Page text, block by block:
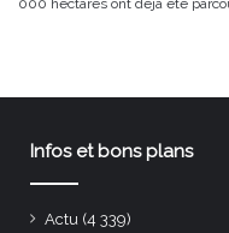
Infos et bons plans
Actu (4 339)